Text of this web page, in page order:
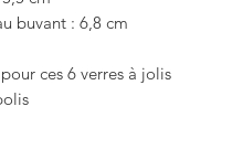
buvant : 6,8 cm
ces 6 verres à jolis